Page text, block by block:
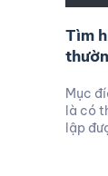
Tìm
Mục
là có
lập